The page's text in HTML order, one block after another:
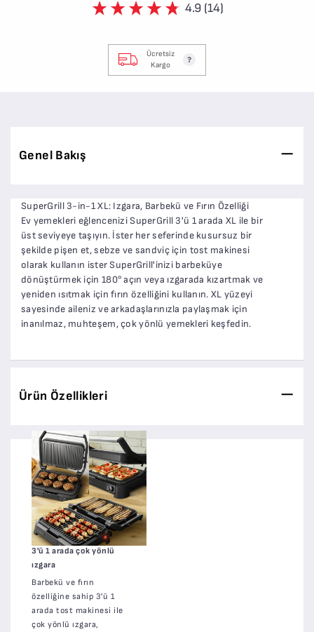
4.9 (14)
Ücretsiz
Kargo
Genel Bakış
SuperGrill 3-in-1 XL: Izgara, Barbekü ve Fırın Özelliği
Ev yemekleri eğlencenizi SuperGrill 3'ü 1 arada XL ile bir
üst seviyeye taşıyın. İster her seferinde kusursuz bir
şekilde pişen et, sebze ve sandviç için tost makinesi
olarak kullanın ister SuperGrill'inizi barbeküye
dönüştürmek için 180° açın veya ızgarada kızartmak ve
yeniden ısıtmak için fırın özelliğini kullanın. XL yüzeyi
sayesinde aileniz ve arkadaşlarınızla paylaşmak için
inanılmaz, muhteşem, çok yönlü yemekleri keşfedin.
Ürün Özellikleri
3'ü 1 arada çok yönlü
ızgara
Barbekü ve fırın
özelliğine sahip 3'ü 1
arada tost makinesi ile
çok yönlü ızgara,